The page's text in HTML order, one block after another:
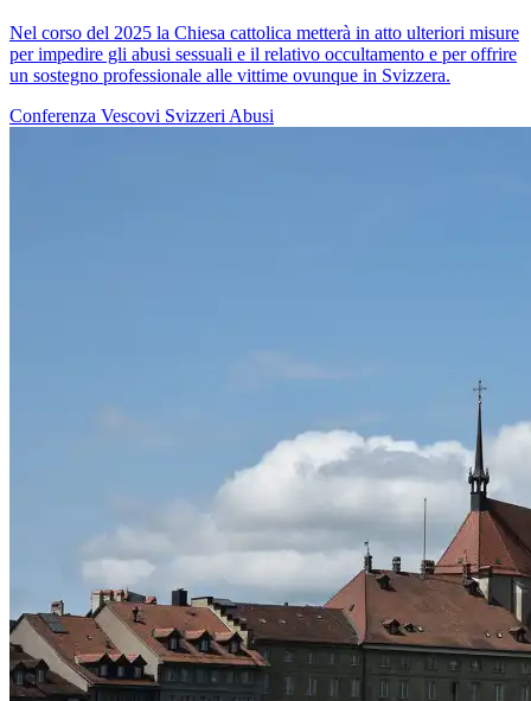
Nel corso del 2025 la Chiesa cattolica metterà in atto ulteriori misure
per impedire gli abusi sessuali e il relativo occultamento e per offrire
un sostegno professionale alle vittime ovunque in Svizzera.
Conferenza Vescovi Svizzeri Abusi